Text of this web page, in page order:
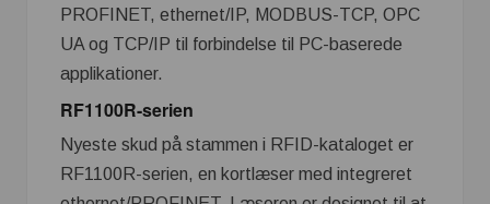
PROFINET, ethernet/IP, MODBUS-TCP, OPC
UA og TCP/IP til forbindelse til PC-baserede
applikationer.
RF1100R-serien
Nyeste skud på stammen i RFID-kataloget er
RF1100R-serien, en kortlæser med integreret